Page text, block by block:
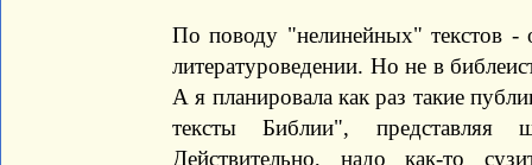
По поводу "нелинейных" текстов -
литературоведении. Но не в
А я планировала как раз такие
тексты Библии",
Действительно, надо как-то